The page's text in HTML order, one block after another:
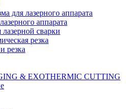
для лазерного аппарата
аппарата
сварки
резка
резка
& EXOTHERMIC CUTTING